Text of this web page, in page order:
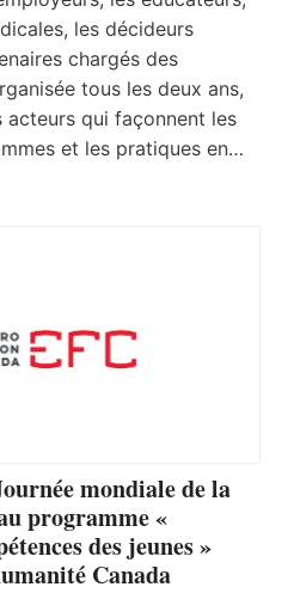
les décideurs
chargés des
tous les deux ans,
acteurs qui façonnent les
et les pratiques en…
mondiale de la
programme «
des jeunes »
Canada